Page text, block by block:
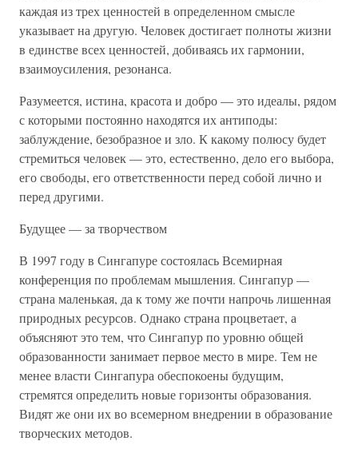
каждая из трех ценностей в определенном смысле
указывает на другую. Человек достигает полноты жизни
в единстве всех ценностей, добиваясь их гармонии,
взаимоусиления, резонанса.
Разумеется, истина, красота и добро — это идеалы, рядом
с которыми постоянно находятся их антиподы:
заблуждение, безобразное и зло. К какому полюсу будет
стремиться человек — это, естественно, дело его выбора,
его свободы, его ответственности перед собой лично и
перед другими.
Будущее — за творчеством
В 1997 году в Сингапуре состоялась Всемирная
конференция по проблемам мышления. Сингапур —
страна маленькая, да к тому же почти напрочь лишенная
природных ресурсов. Однако страна процветает, а
объясняют это тем, что Сингапур по уровню общей
образованности занимает первое место в мире. Тем не
менее власти Сингапура обеспокоены будущим,
стремятся определить новые горизонты образования.
Видят же они их во всемерном внедрении в образование
творческих методов.